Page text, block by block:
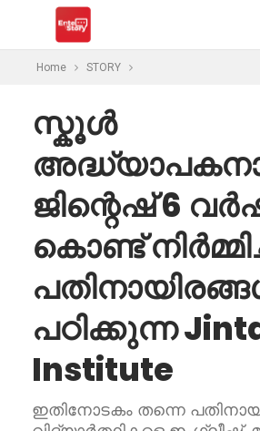
Home STORY
സ്കൂൾ
ജിന്റെഷ് 6
കൊണ്ട്
പഠിക്കുന്ന
Institute
ഇതിനോടകം തന്നെ